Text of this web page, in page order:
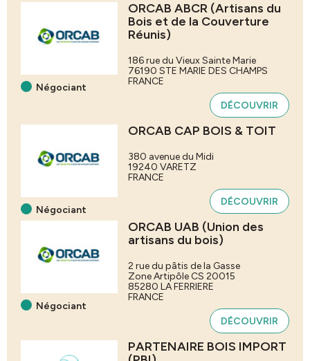
Négociant
ORCAB ABCR (Artisans du
Bois et de la Couverture
Réunis)
186 rue du Vieux Sainte Marie
76190 STE MARIE DES CHAMPS
FRANCE
DÉCOUVRIR
Négociant
ORCAB CAP BOIS & TOIT
380 avenue du Midi
19240 VARETZ
FRANCE
DÉCOUVRIR
Négociant
ORCAB UAB (Union des
artisans du bois)
2 rue du pâtis de la Gasse
Zone Artipôle CS 20015
85280 LA FERRIERE
FRANCE
DÉCOUVRIR
PARTENAIRE BOIS IMPORT